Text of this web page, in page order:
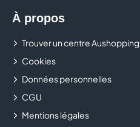
À propos
Trouver un centre Aushopping
Cookies
Données personnelles
CGU
Mentions légales